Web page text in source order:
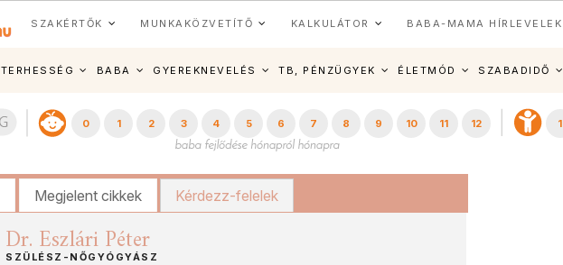
SZAKÉRTŐK MUNKAKÖZVETÍTŐ KALKULÁTOR BABA-MAMA HÍRLEVELEK
TERHESSÉG BABA GYEREKNEVELÉS TB, PÉNZÜGYEK ÉLETMÓD SZABADIDŐ
0 1 2 3 4 5 6 7 8 9 10 11 12 1
Megjelent cikkek Kérdezz-felelek
Dr. Eszlári Péter
SZÜLÉSZ-NŐGYÓGYÁSZ